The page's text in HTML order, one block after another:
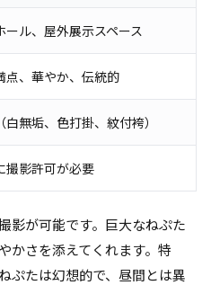
ール、屋外展示スペース
点、華やか、伝統的
白無垢、色打掛、紋付袴）
撮影許可が必要
影が可能です。巨大なねぷた
かさを添えてくれます。特
ぷたは幻想的で、昼間とは異